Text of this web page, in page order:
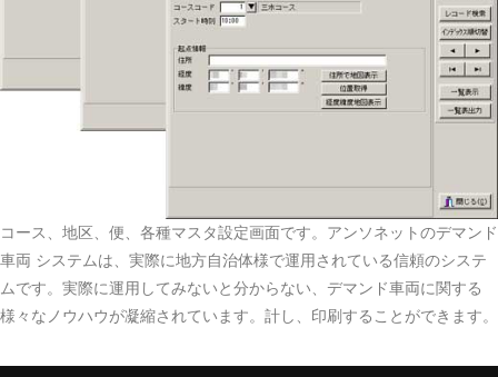
コース、地区、便、各種マスタ設定画面です。アンソネットのデマンド
車両 システムは、実際に地方自治体様で運用されている信頼のシステ
ムです。実際に運用してみないと分からない、デマンド車両に関する
様々なノウハウが凝縮されています。計し、印刷することができます。